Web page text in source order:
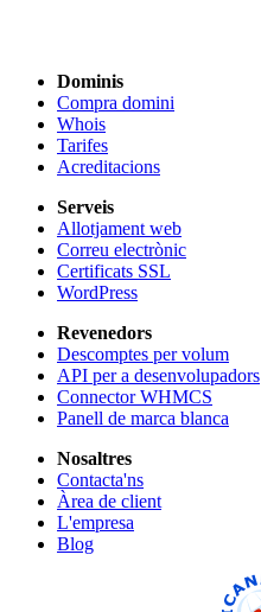
Dominis
Compra domini
Whois
Tarifes
Acreditacions
Serveis
Allotjament web
Correu electrònic
Certificats SSL
WordPress
Revenedors
Descomptes per volum
API per a desenvolupadors
Connector WHMCS
Panell de marca blanca
Nosaltres
Contacta'ns
Àrea de client
L'empresa
Blog